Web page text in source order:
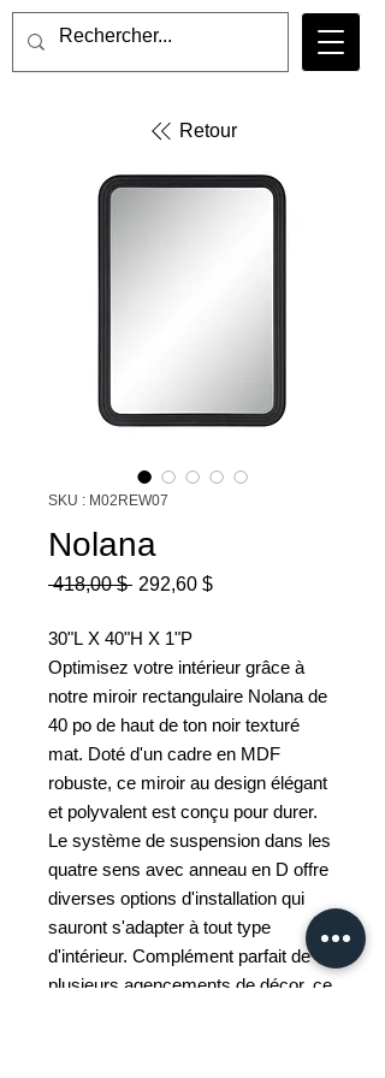
Retour
SKU : M02REW07
Nolana
418,00 $ Prix
292,60 $Prix
30"L X 40"H X 1"P
Optimisez votre intérieur grâce à
notre miroir rectangulaire Nolana de
40 po de haut de ton noir texturé
mat. Doté d'un cadre en MDF
robuste, ce miroir au design élégant
et polyvalent est conçu pour durer.
Le système de suspension dans les
quatre sens avec anneau en D offre
diverses options d'installation qui
sauront s'adapter à tout type
d'intérieur. Complément parfait de
plusieurs agencements de décor, ce